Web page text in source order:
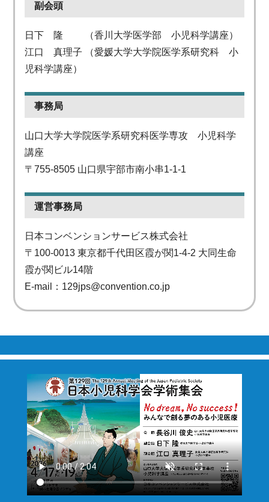
副会頭
日下 隆 （香川大学医学部 小児科学講座）
江口 真理子 （愛媛大学大学院医学系研究科 小
児科学講座）
事務局
山口大学大学院医学系研究科医学専攻 小児科学
講座
〒755-8505 山口県宇部市南小串1-1-1
運営事務局
日本コンベンションサービス株式会社
〒100-0013 東京都千代田区霞が関1-4-2 大同生命
霞が関ビル14階
E-mail： 129jps@convention.co.jp